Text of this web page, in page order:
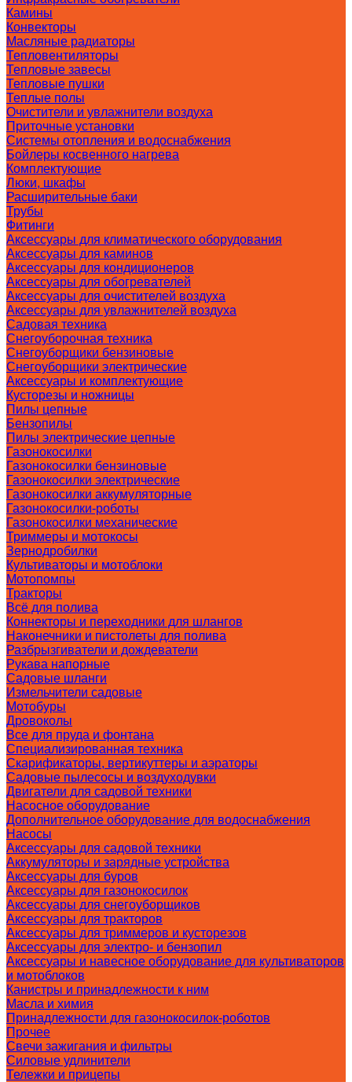
Камины
Конвекторы
Масляные радиаторы
Тепловентиляторы
Тепловые завесы
Тепловые пушки
Теплые полы
Очистители и увлажнители воздуха
Приточные установки
Системы отопления и водоснабжения
Бойлеры косвенного нагрева
Комплектующие
Люки, шкафы
Расширительные баки
Трубы
Фитинги
Аксессуары для климатического оборудования
Аксессуары для каминов
Аксессуары для кондиционеров
Аксессуары для обогревателей
Аксессуары для очистителей воздуха
Аксессуары для увлажнителей воздуха
Садовая техника
Снегоуборочная техника
Снегоуборщики бензиновые
Снегоуборщики электрические
Аксессуары и комплектующие
Кусторезы и ножницы
Пилы цепные
Бензопилы
Пилы электрические цепные
Газонокосилки
Газонокосилки бензиновые
Газонокосилки электрические
Газонокосилки аккумуляторные
Газонокосилки-роботы
Газонокосилки механические
Триммеры и мотокосы
Зернодробилки
Культиваторы и мотоблоки
Мотопомпы
Тракторы
Всё для полива
Коннекторы и переходники для шлангов
Наконечники и пистолеты для полива
Разбрызгиватели и дождеватели
Рукава напорные
Садовые шланги
Измельчители садовые
Мотобуры
Дровоколы
Все для пруда и фонтана
Специализированная техника
Скарификаторы, вертикуттеры и аэраторы
Садовые пылесосы и воздуходувки
Двигатели для садовой техники
Насосное оборудование
Дополнительное оборудование для водоснабжения
Насосы
Аксессуары для садовой техники
Аккумуляторы и зарядные устройства
Аксессуары для буров
Аксессуары для газонокосилок
Аксессуары для снегоуборщиков
Аксессуары для тракторов
Аксессуары для триммеров и кусторезов
Аксессуары для электро- и бензопил
Аксессуары и навесное оборудование для культиваторов
и мотоблоков
Канистры и принадлежности к ним
Масла и химия
Принадлежности для газонокосилок-роботов
Прочее
Свечи зажигания и фильтры
Силовые удлинители
Тележки и прицепы